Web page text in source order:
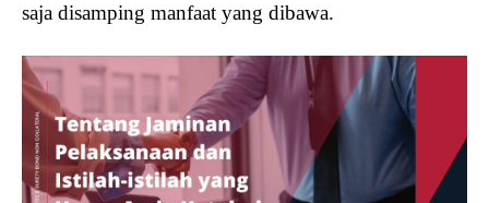
saja disamping manfaat yang dibawa.